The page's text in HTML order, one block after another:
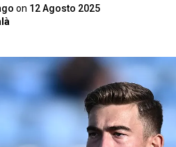
on 12 Agosto 2025